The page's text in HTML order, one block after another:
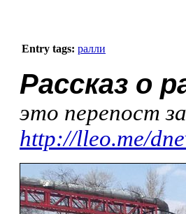
Entry tags: ралли
Рассказ о
это перепост
http://lleo.me/